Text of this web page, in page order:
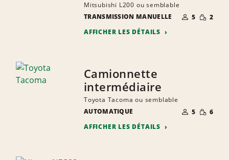
Mitsubishi L200 ou semblable
TRANSMISSION MANUELLE
NOMBRE DE
PERSONNES
5 RÉDUITE
2
AFFICHER LES DÉTAILS
Camionnette
intermédiaire
Toyota Tacoma ou semblable
AUTOMATIQUE
NOMBRE DE
PERSONNES
5 RÉDUITE
6
AFFICHER LES DÉTAILS